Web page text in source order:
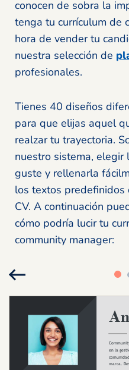
conocen de sobra la
tenga tu currículum de
hora de vender tu
nuestra selección de
profesionales.
Tienes 40 diseños
para que elijas aquel
realzar tu trayectoria.
nuestro sistema,
guste y rellenarla
los textos
CV. A continuación
cómo podría lucir tu
community manager: